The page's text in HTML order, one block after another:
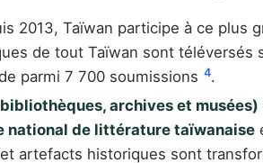
2013, Taïwan participe à ce plus
de tout Taïwan sont téléversés
parmi 7 700 soumissions 4.
archives et musées)
national de littérature taïwanaise
artefacts historiques sont